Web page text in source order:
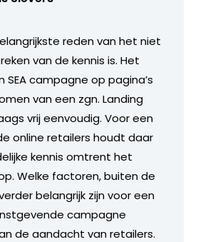
reden van het niet
van de kennis is. Het
campagne op pagina’s
van een zgn. Landing
vrij eenvoudig. Voor een
online retailers houdt daar
kennis omtrent het
Welke factoren, buiten de
belangrijk zijn voor een
campagne
de aandacht van retailers.